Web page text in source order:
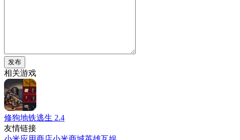
发布
相关游戏
修狗地铁逃生 2.4
友情链接